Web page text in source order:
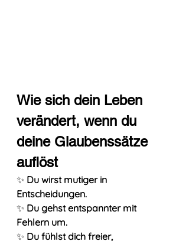
Wie sich dein Leben
verändert, wenn du
deine Glaubenssätze
auflöst
✨ Du wirst mutiger in
Entscheidungen.
✨ Du gehst entspannter mit
Fehlern um.
✨ Du fühlst dich freier,